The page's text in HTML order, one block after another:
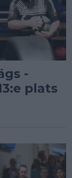
-
plats